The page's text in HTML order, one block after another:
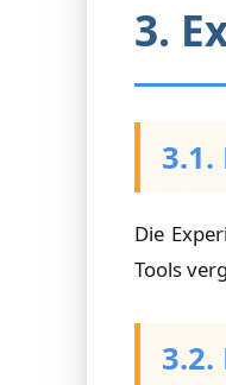
3.
Die
Tools